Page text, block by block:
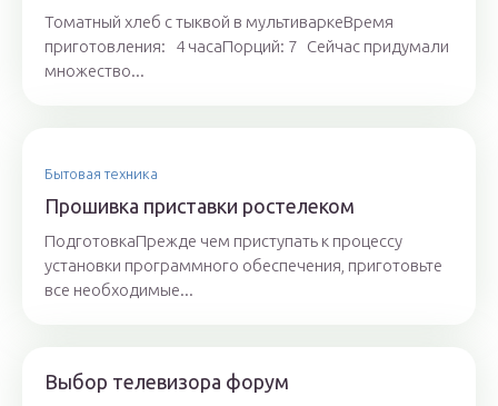
Томатный хлеб с тыквой в мультиваркеВремя
приготовления: 4 часаПорций: 7 Сейчас придумали
множество...
Бытовая техника
Прошивка приставки ростелеком
ПодготовкаПрежде чем приступать к процессу
установки программного обеспечения, приготовьте
все необходимые...
Выбор телевизора форум